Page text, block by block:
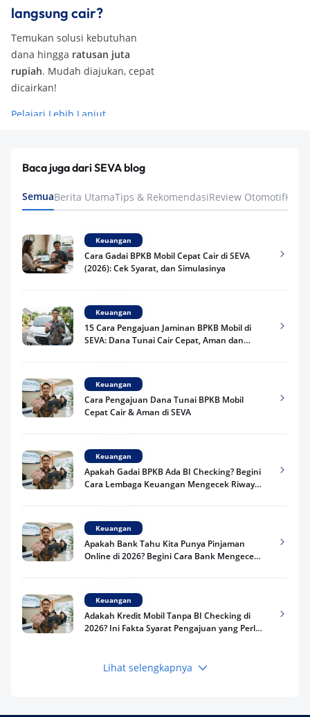
langsung cair?
Temukan solusi kebutuhan
dana hingga ratusan juta
rupiah. Mudah diajukan, cepat
dicairkan!
Pelajari Lebih Lanjut
Baca juga dari SEVA blog
SemuaBerita UtamaTips & RekomendasiReview Otomotif
Keuangan
Cara Gadai BPKB Mobil Cepat Cair di SEVA
(2026): Cek Syarat, dan Simulasinya
Keuangan
15 Cara Pengajuan Jaminan BPKB Mobil di
SEVA: Dana Tunai Cair Cepat, Aman dan
Keuangan
Cara Pengajuan Dana Tunai BPKB Mobil
Cepat Cair & Aman di SEVA
Keuangan
Apakah Gadai BPKB Ada BI Checking? Begini
Cara Lembaga Keuangan Mengecek Riwayat
Keuangan
Apakah Bank Tahu Kita Punya Pinjaman
Online di 2026? Begini Cara Bank Mengecek
Keuangan
Adakah Kredit Mobil Tanpa BI Checking di
2026? Ini Fakta Syarat Pengajuan yang Perlu
Keuangan
Terpercaya
Lihat selengkapnya